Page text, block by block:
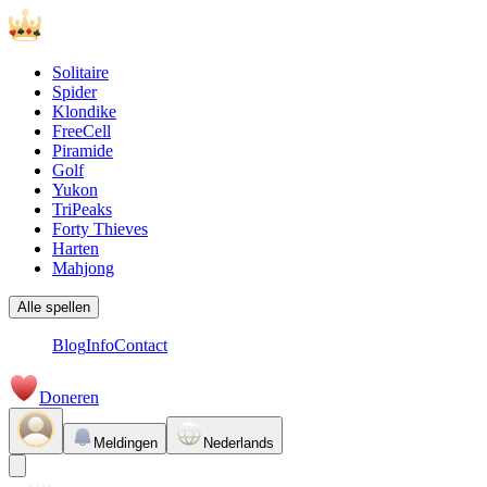
Solitaire
Spider
Klondike
FreeCell
Piramide
Golf
Yukon
TriPeaks
Forty Thieves
Harten
Mahjong
Alle spellen
BlogInfoContact
Doneren
Meldingen Nederlands